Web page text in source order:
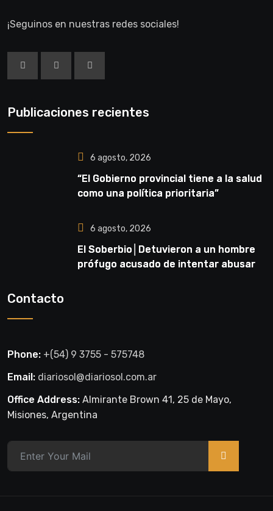
¡Seguinos en nuestras redes sociales!
Publicaciones recientes
6 agosto, 2026
“El Gobierno provincial tiene a la salud
como una política prioritaria”
6 agosto, 2026
El Soberbio│Detuvieron a un hombre
prófugo acusado de intentar abusar
Contacto
Phone: +(54) 9 3755 - 575748
Email: diariosol@diariosol.com.ar
Office Address: Almirante Brown 41, 25 de Mayo,
Misiones, Argentina
>